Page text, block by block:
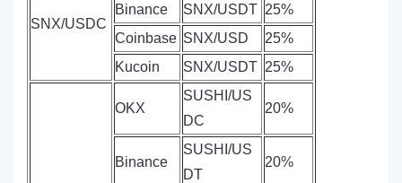
SNX/USDC
Binance
SNX/USDT 25%
Coinbase SNX/USD
25%
Kucoin
SNX/USDT 25%
OKX
SUSHI/US
DC
20%
Binance
SUSHI/US
DT
20%